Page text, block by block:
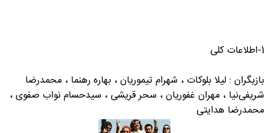
1-اطلاعات کلی
بازیگران : لیلا بلوکات ، شهرام تیموریان ، بهاره رهنما ، محمدرضا
شریفی‌نیا ، مهران غفوریان ، سحر قریشی ، سیدحسام نواب صفوی ،
محمدرضا هدایتی